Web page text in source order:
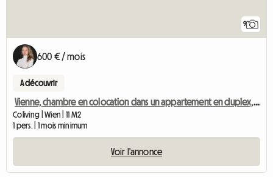
9
600 € / mois
A découvrir
Vienne, chambre en colocation dans un appartement en duplex, 15e arrondissement
Coliving | Wien | 11 M2
1 pers. | 1 mois minimum
Voir l'annonce